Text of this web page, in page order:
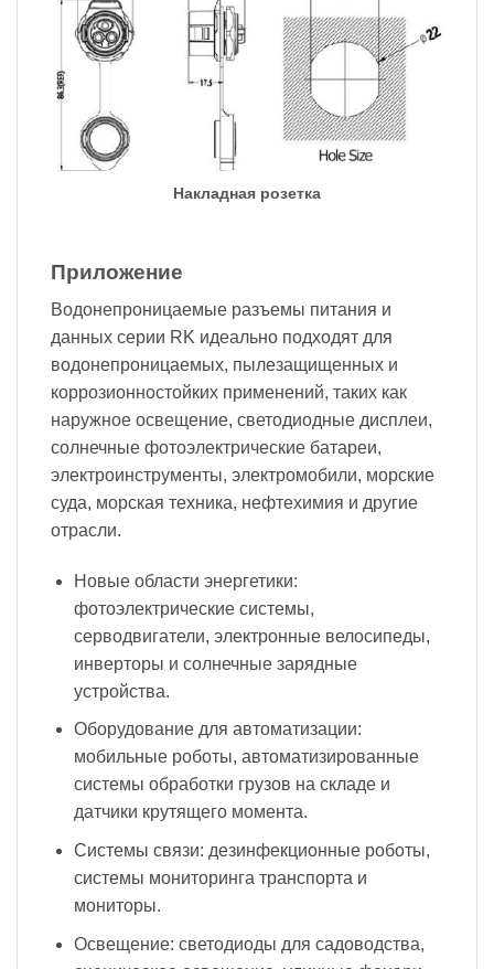
Накладная розетка
Приложение
Водонепроницаемые разъемы питания и
данных серии RK идеально подходят для
водонепроницаемых, пылезащищенных и
коррозионностойких применений, таких как
наружное освещение, светодиодные дисплеи,
солнечные фотоэлектрические батареи,
электроинструменты, электромобили, морские
суда, морская техника, нефтехимия и другие
отрасли.
Новые области энергетики:
фотоэлектрические системы,
серводвигатели, электронные велосипеды,
инверторы и солнечные зарядные
устройства.
Оборудование для автоматизации:
мобильные роботы, автоматизированные
системы обработки грузов на складе и
датчики крутящего момента.
Системы связи: дезинфекционные роботы,
системы мониторинга транспорта и
мониторы.
Освещение: светодиоды для садоводства,